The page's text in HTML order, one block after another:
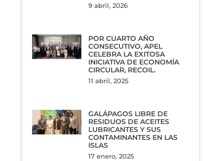
9 abril, 2026
POR CUARTO AÑO
CONSECUTIVO, APEL
CELEBRA LA EXITOSA
INICIATIVA DE ECONOMÍA
CIRCULAR, RECOIL.
11 abril, 2025
GALÁPAGOS LIBRE DE
RESIDUOS DE ACEITES
LUBRICANTES Y SUS
CONTAMINANTES EN LAS
ISLAS
17 enero, 2025